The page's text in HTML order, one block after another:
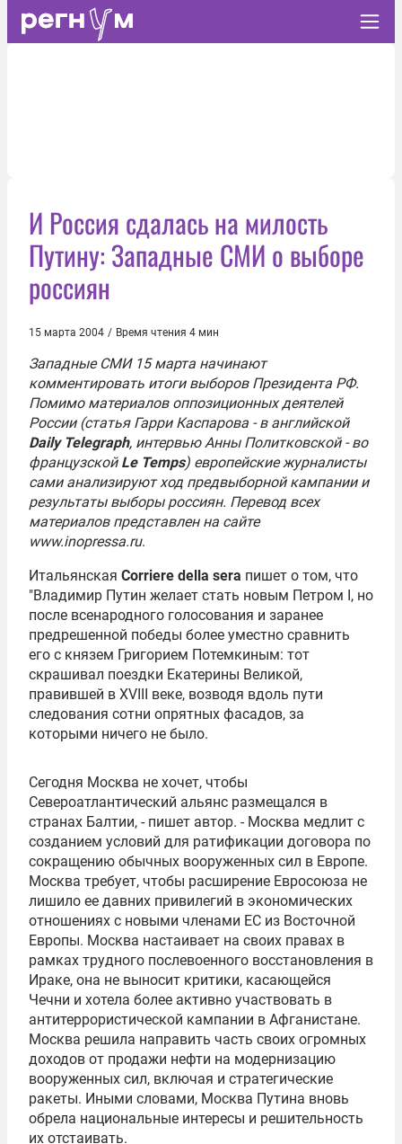
И Россия сдалась на милость
Путину: Западные СМИ о выборе
россиян
15 марта 2004 / Время чтения 4 мин
Западные СМИ 15 марта начинают
комментировать итоги выборов Президента РФ.
Помимо материалов оппозиционных деятелей
России (статья Гарри Каспарова - в английской
Daily Telegraph, интервью Анны Политковской - во
французской Le Temps) европейские журналисты
сами анализируют ход предвыборной кампании и
результаты выборы россиян. Перевод всех
материалов представлен на сайте
www.inopressa.ru.
Итальянская Сorriere della sera пишет о том, что
"Владимир Путин желает стать новым Петром I, но
после всенародного голосования и заранее
предрешенной победы более уместно сравнить
его с князем Григорием Потемкиным: тот
скрашивал поездки Екатерины Великой,
правившей в XVIII веке, возводя вдоль пути
следования сотни опрятных фасадов, за
которыми ничего не было.
Сегодня Москва не хочет, чтобы
Североатлантический альянс размещался в
странах Балтии, - пишет автор. - Москва медлит с
созданием условий для ратификации договора по
сокращению обычных вооруженных сил в Европе.
Москва требует, чтобы расширение Евросоюза не
лишило ее давних привилегий в экономических
отношениях с новыми членами ЕС из Восточной
Европы. Москва настаивает на своих правах в
рамках трудного послевоенного восстановления в
Ираке, она не выносит критики, касающейся
Чечни и хотела более активно участвовать в
антитеррористической кампании в Афганистане.
Москва решила направить часть своих огромных
доходов от продажи нефти на модернизацию
вооруженных сил, включая и стратегические
ракеты. Иными словами, Москва Путина вновь
обрела национальные интересы и решительность
их отстаивать.